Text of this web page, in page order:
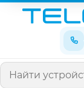
Поиск по сайту